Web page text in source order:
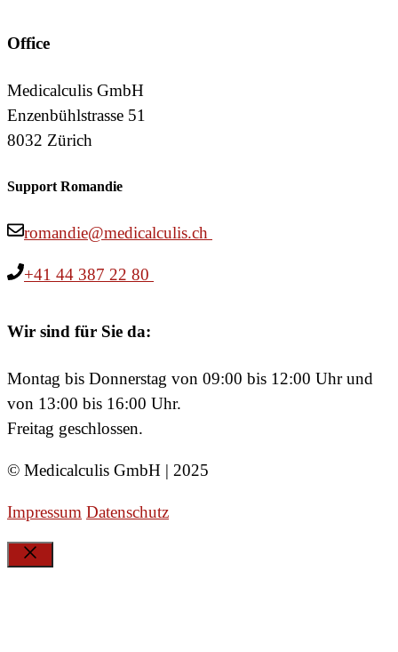
Office
Medicalculis GmbH
Enzenbühlstrasse 51
8032 Zürich
Support Romandie
romandie@medicalculis.ch
+41 44 387 22 80
Wir sind für Sie da:
Montag bis Donnerstag von 09:00 bis 12:00 Uhr und
von 13:00 bis 16:00 Uhr.
Freitag geschlossen.
© Medicalculis GmbH | 2025
Impressum Datenschutz
Schließen